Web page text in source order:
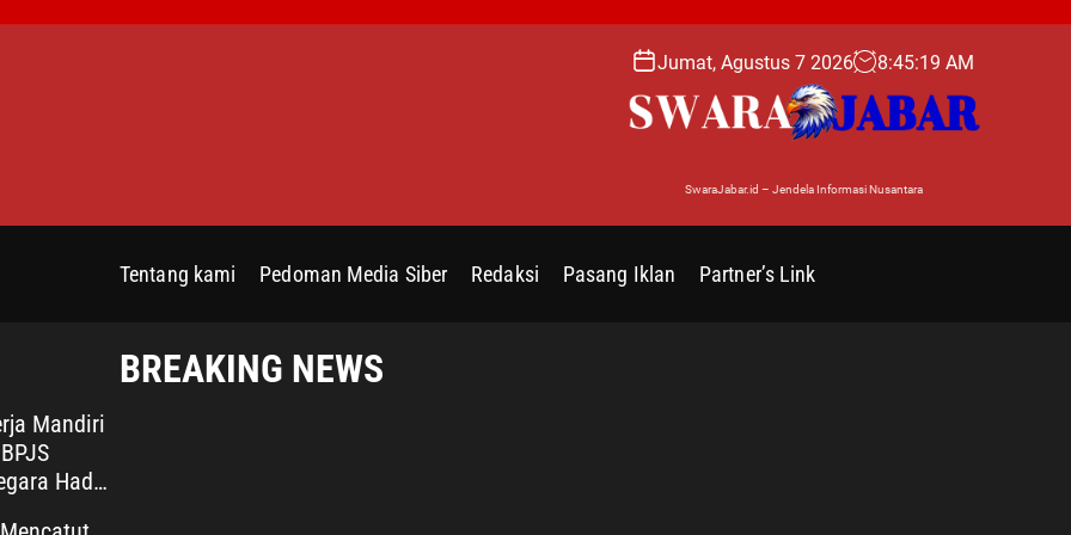
o
Jumat, Agustus 7 2026 8:45:20 AM
SwaraJabar.id – Jendela Informasi Nusantara
Tentang kami Pedoman Media Siber Redaksi Pasang Iklan Partner’s Link
BREAKING NEWS
Mandiri
Hadir